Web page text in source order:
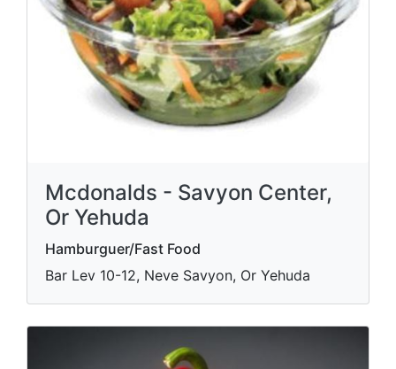
Mcdonalds - Savyon Center,
Or Yehuda
Hamburguer/Fast Food
Bar Lev 10-12, Neve Savyon, Or Yehuda